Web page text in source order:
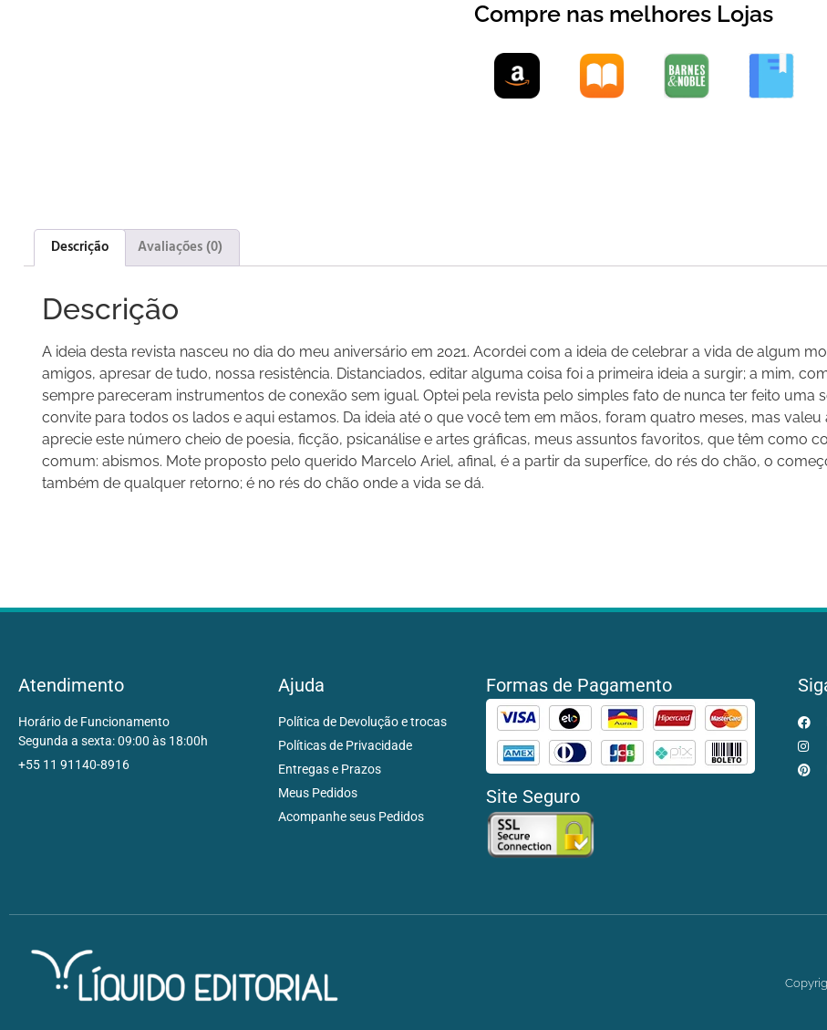
Compre nas melhores Lojas
Descrição Avaliações (0)
Descrição
A ideia desta revista nasceu no dia do meu aniversário em 2021. Acordei com a ideia de celebrar a vida de algum
amigos, apresar de tudo, nossa resistência. Distanciados, editar alguma coisa foi a primeira ideia a surgir; a mim,
sempre pareceram instrumentos de conexão sem igual. Optei pela revista pelo simples fato de nunca ter feito uma
convite para todos os lados e aqui estamos. Da ideia até o que você tem em mãos, foram quatro meses, mas valeu
aprecie este número cheio de poesia, ficção, psicanálise e artes gráficas, meus assuntos favoritos, que têm como
comum: abismos. Mote proposto pelo querido Marcelo Ariel, afinal, é a partir da superfíce, do rés do chão, o
também de qualquer retorno; é no rés do chão onde a vida se dá.
Atendimento
Horário de Funcionamento
Segunda a sexta: 09:00 às 18:00h
+55 11 91140-8916
Ajuda
Política de Devolução e trocas
Políticas de Privacidade
Entregas e Prazos
Meus Pedidos
Acompanhe seus Pedidos
Formas de Pagamento
Site Seguro